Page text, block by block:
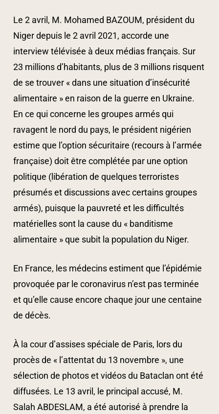
Le 2 avril, M. Mohamed BAZOUM, président du
Niger depuis le 2 avril 2021, accorde une
interview télévisée à deux médias français. Sur
23 millions d’habitants, plus de 3 millions risquent
de se trouver « dans une situation d’insécurité
alimentaire » en raison de la guerre en Ukraine.
En ce qui concerne les groupes armés qui
ravagent le nord du pays, le président nigérien
estime que l’option sécuritaire (recours à l’armée
française) doit être complétée par une option
politique (libération de quelques terroristes
présumés et discussions avec certains groupes
armés), puisque la pauvreté et les difficultés
matérielles sont la cause du « banditisme
alimentaire » que subit la population du Niger.
En France, les médecins estiment que l’épidémie
provoquée par le coronavirus n’est pas terminée
et qu’elle cause encore chaque jour une centaine
de décès.
À la cour d’assises spéciale de Paris, lors du
procès de « l’attentat du 13 novembre », une
sélection de photos et vidéos du Bataclan ont été
diffusées. Le 13 avril, le principal accusé, M.
Salah ABDESLAM, a été autorisé à prendre la